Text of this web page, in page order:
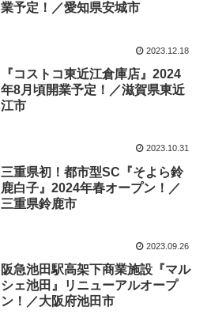
業予定！／愛知県安城市
2023.12.18
『コストコ東近江倉庫店』2024
年8月頃開業予定！／滋賀県東近
江市
2023.10.31
三重県初！都市型SC『そよら鈴
鹿白子』2024年春オープン！／
三重県鈴鹿市
2023.09.26
阪急池田駅高架下商業施設『マル
シェ池田』リニューアルオープ
ン！／大阪府池田市